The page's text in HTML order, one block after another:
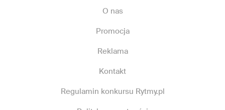
O nas
Promocja
Reklama
Kontakt
Regulamin konkursu Rytmy.pl